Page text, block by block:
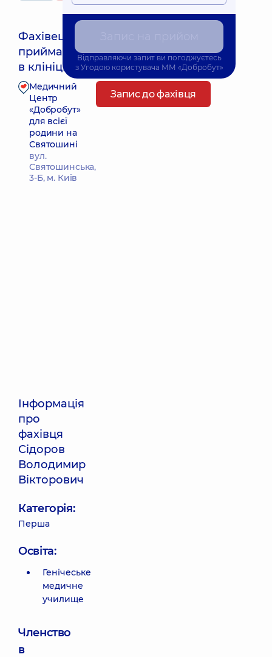
Фахівець
приймає
в клініці
Найближчий час прийому: Сьогодні о 16:00
Медичний
Центр
«Добробут»
для всієї
родини на
Святошині
вул.
Святошинська,
3-Б, м. Київ
Запис до фахівця
Інформація
про
фахівця
Сідоров
Володимир
Вікторович
Категорія:
Перша
Освіта:
Генічеське
медичне
училище
Членство
в
Відправляючи запит ви погоджуєтесь
з Угодою користувача ММ «Добробут»